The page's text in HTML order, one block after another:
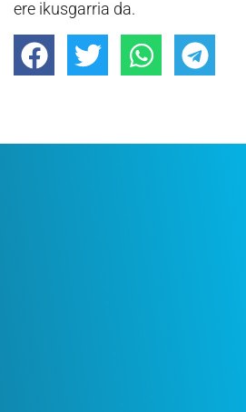
ere ikusgarria da.